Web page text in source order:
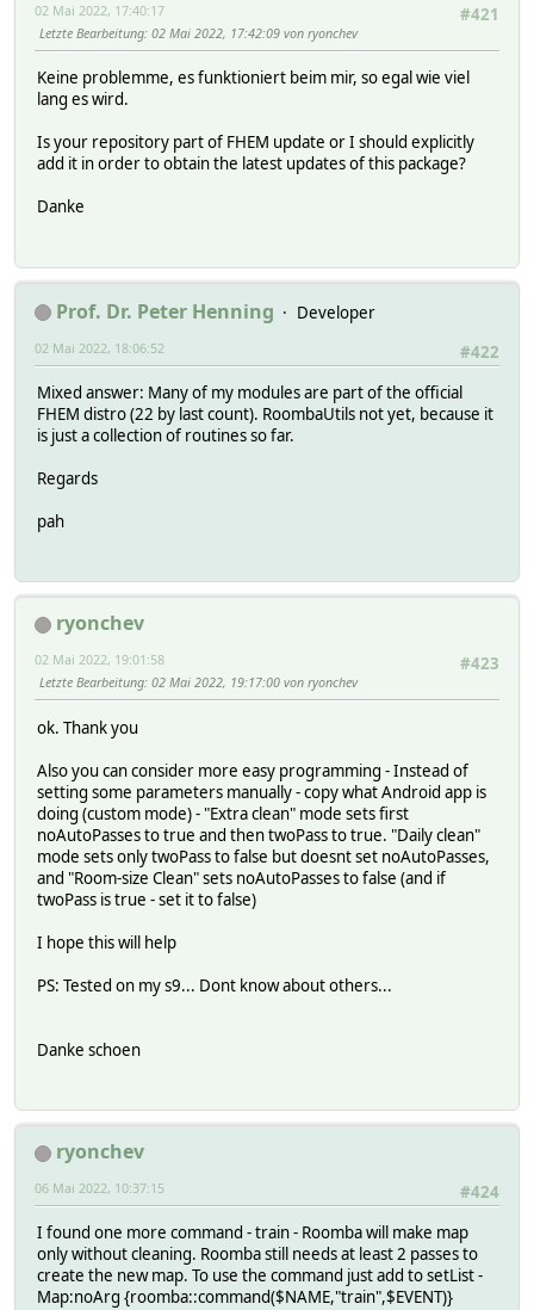
#421
02 Mai 2022, 17:40:17
Letzte Bearbeitung: 02 Mai 2022, 17:42:09 von ryonchev
Keine problemme, es funktioniert beim mir, so egal wie viel
lang es wird.
Is your repository part of FHEM update or I should explicitly
add it in order to obtain the latest updates of this package?
Danke
Prof. Dr. Peter Henning
Developer
#422
02 Mai 2022, 18:06:52
Mixed answer: Many of my modules are part of the official
FHEM distro (22 by last count). RoombaUtils not yet, because it
is just a collection of routines so far.
Regards
pah
ryonchev
#423
02 Mai 2022, 19:01:58
Letzte Bearbeitung: 02 Mai 2022, 19:17:00 von ryonchev
ok. Thank you
Also you can consider more easy programming - Instead of
setting some parameters manually - copy what Android app is
doing (custom mode) - "Extra clean" mode sets first
noAutoPasses to true and then twoPass to true. "Daily clean"
mode sets only twoPass to false but doesnt set noAutoPasses,
and "Room-size Clean" sets noAutoPasses to false (and if
twoPass is true - set it to false)
I hope this will help
PS: Tested on my s9... Dont know about others...
Danke schoen
ryonchev
#424
06 Mai 2022, 10:37:15
I found one more command - train - Roomba will make map
only without cleaning. Roomba still needs at least 2 passes to
create the new map. To use the command just add to setList -
Map:noArg {roomba::command($NAME,"train",$EVENT)}